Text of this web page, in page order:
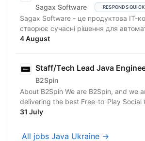
Sagax Software RESPONDS
Sagax Software - це продуктова IT-
створює сучасні рішення для
страхового бізнесу. Ми
4 August
Staff/Tech Lead Java
B2Spin
About B2Spin We are B2Spin, and we
delivering the best Free-to-Play Social
gaming experiences by creating
31 July
All jobs Java Ukraine →